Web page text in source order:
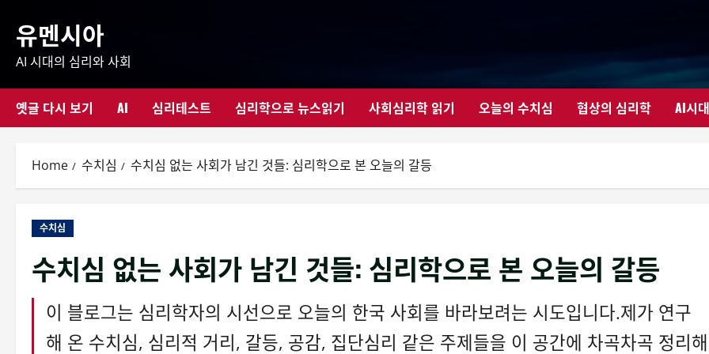
content
유멘시아
AI 시대의 심리와 사회
옛글 다시 보기 AI 심리테스트 심리학으로 뉴스읽기 사회심리학 읽기 오늘의 수치심 협상의 심리학 AI시대
Home 수치심 수치심 없는 사회가 남긴 것들: 심리학으로 본 오늘의 갈등
수치심
수치심 없는 사회가 남긴 것들: 심리학으로 본 오늘의 갈등
이 블로그는 심리학자의 시선으로 오늘의 한국 사회를 바라보려는 시도입니다.제가 연구
해 온 수치심, 심리적 거리, 갈등, 공감, 집단심리 같은 주제들을 이 공간에 차곡차곡 정리해